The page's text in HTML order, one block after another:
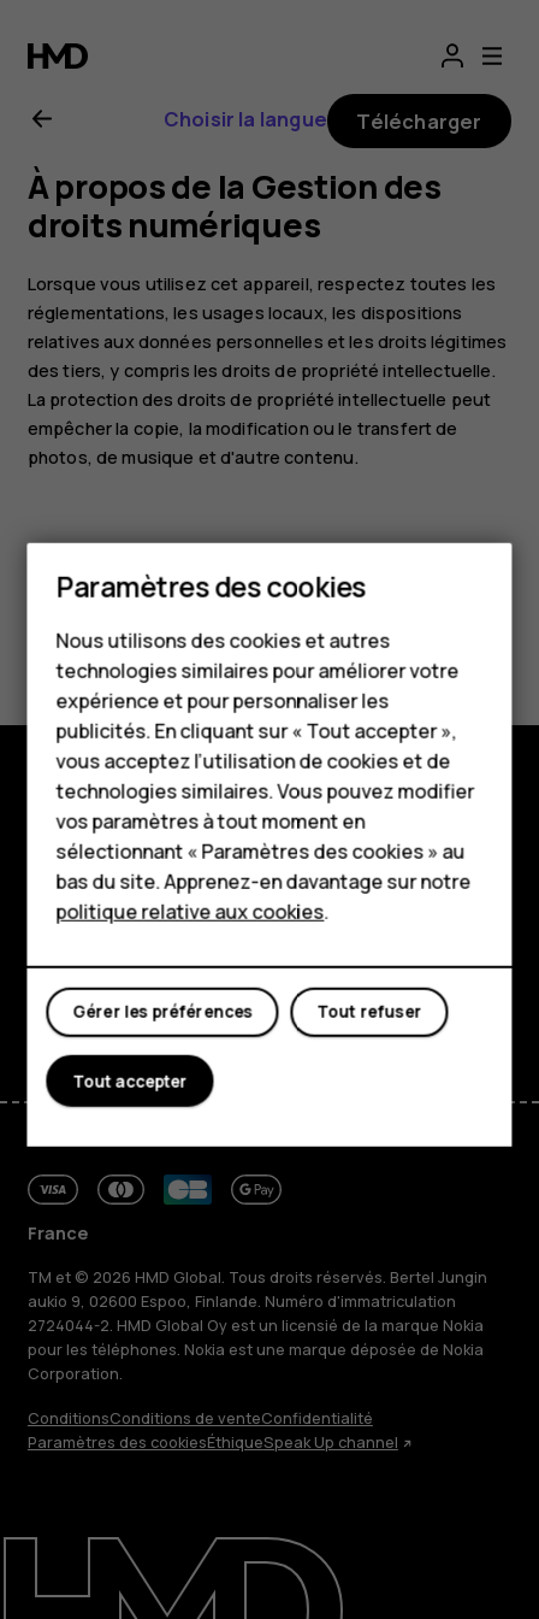
Guide
de
l'utilisateur
Nokia 3.1
Plus
Smartphones
Téléphones classiques
Accessoires
HMD Terra M
Pour les entreprises
Tablettes
Boutique
Réparer, réutiliser, recycler
Responsable
Assistance
Choisir la langue Télécharger
À propos de la Gestion des
droits numériques
Lorsque vous utilisez cet appareil, respectez toutes les
réglementations, les usages locaux, les dispositions
relatives aux données personnelles et les droits légitimes
des tiers, y compris les droits de propriété intellectuelle.
La protection des droits de propriété intellectuelle peut
empêcher la copie, la modification ou le transfert de
photos, de musique et d'autre contenu.
Avez-vous trouvé cela utile?
Oui Non
À propos
Planet and people
Assistance
FacebookInstagram
TiktokYoutubeLinkedinDiscord
France
TM et © 2026 HMD Global. Tous droits réservés. Bertel Jungin
aukio 9, 02600 Espoo, Finlande. Numéro d'immatriculation
2724044-2. HMD Global Oy est un licensié de la marque Nokia
pour les téléphones. Nokia est une marque déposée de Nokia
Corporation.
ConditionsConditions de venteConfidentialité
Paramètres des cookiesÉthiqueSpeak Up channel
Paramètres des cookies
Nous utilisons des cookies et autres
technologies similaires pour améliorer votre
expérience et pour personnaliser les
publicités. En cliquant sur « Tout accepter »,
vous acceptez l’utilisation de cookies et de
technologies similaires. Vous pouvez modifier
vos paramètres à tout moment en
sélectionnant « Paramètres des cookies » au
bas du site. Apprenez-en davantage sur notre
politique relative aux cookies.
Tout refuser
Gérer les préférences
Tout accepter